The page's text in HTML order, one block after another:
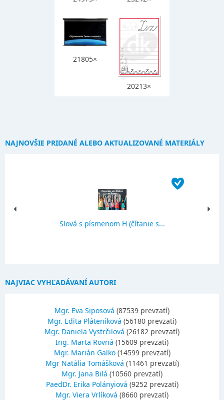
21805×
20213×
NAJNOVŠIE PRIDANÉ ALEBO AKTUALIZOVANÉ MATERIÁLY
Slová s písmenom H (čítanie s...
NAJVIAC VYHĽADÁVANÍ AUTORI
Mgr. Eva Siposová (87539 prevzatí)
Mgr. Edita Pláteníková (56180 prevzatí)
Mgr. Daniela Vystrčilová (26182 prevzatí)
Ing. Marta Rovná (15609 prevzatí)
Mgr. Marián Galko(14599 prevzatí)
Mgr Natália Tomášková (11461 prevzatí)
Mgr. Jana Bilá (10560 prevzatí)
PaedDr. Erika Polányiová (9252 prevzatí)
Mgr. Viera Vrlíková (8660 prevzatí)